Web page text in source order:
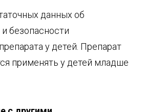
данных об
безопасности
у детей. Препарат
применять у детей младше